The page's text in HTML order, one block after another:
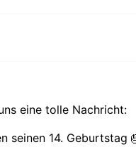
eine tolle Nachricht:
seinen 14.